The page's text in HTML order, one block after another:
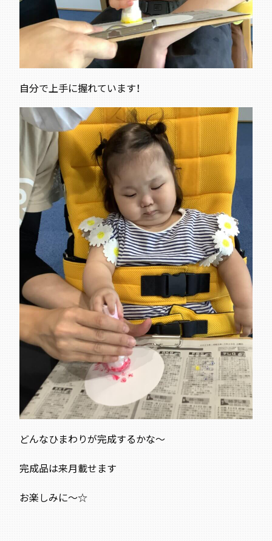
自分で上手に握れています！
どんなひまわりが完成するかな～
完成品は来月載せます
お楽しみに～☆